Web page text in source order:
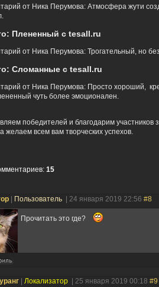
от Ника Перумова: Атмосфера жути
Плененный с tesall.ru
от Ника Перумова: Трогательный, но
Сломанные с tesall.ru
от Ника Перумова: Просто хороший,
чуть более эмоционален.
победителей и благодарим участников
желаем всем вам творческих успехов.
: 15
Пользователь | 24 января 2019 22:56 #8
Прочитать это где?
Локализатор | 25 января 2019 00:18 #9